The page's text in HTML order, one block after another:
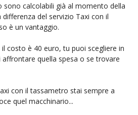
calcolabili già al momento della
del servizio Taxi con il
è un vantaggio.
costo è 40 euro, tu puoi scegliere in
quella spesa o se trovare
con il tassametro stai sempre a
quel macchinario...